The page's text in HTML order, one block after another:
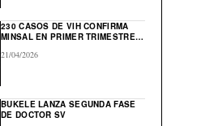
230 CASOS DE VIH CONFIRMA
MINSAL EN PRIMER TRIMESTRE
21/04/2026
BUKELE LANZA SEGUNDA FASE
DE DOCTOR SV